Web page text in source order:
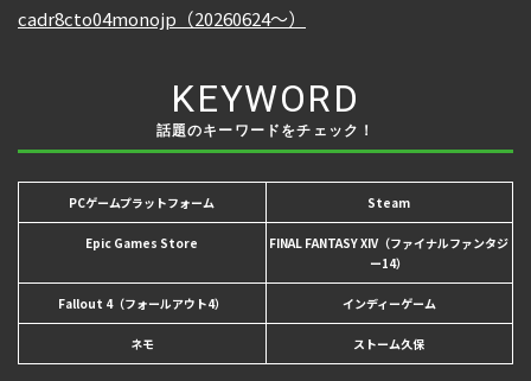
KEYWORD
話題のキーワードをチェック！
PCゲームプラットフォーム Steam
Epic Games Store
FINAL FANTASY XIV（ファイナルファンタジ
ー14）
Fallout 4（フォールアウト4） インディーゲーム
ネモ ストーム久保